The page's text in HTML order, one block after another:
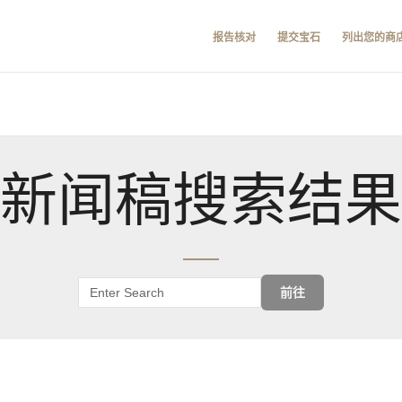
报告核对 提交宝石 列出您的商
新闻稿搜索结果
前往